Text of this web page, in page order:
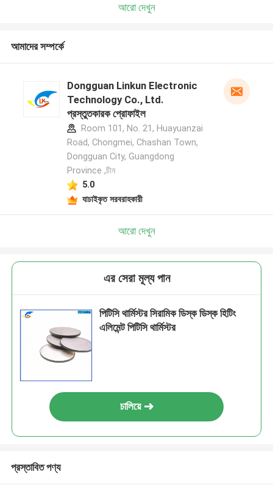
আরো দেখুন
আমাদের সম্পর্কে
Dongguan Linkun Electronic
Technology Co., Ltd.
প্রস্তুতকারক প্রোফাইল
Room 101, No. 21, Huayuanzai
Road, Chongmei, Chashan Town,
Dongguan City, Guangdong
Province ,চীন
5.0
যাচাইকৃত সরবরাহকারী
আরো দেখুন
এর সেরা মূল্য পান
পিটিসি থার্মিস্টর সিরামিক ডিস্ক ডিস্ক হিটিং
এলিমেন্ট পিটিসি থার্মিস্টর
চালিয়ে
প্রস্তাবিত পণ্য